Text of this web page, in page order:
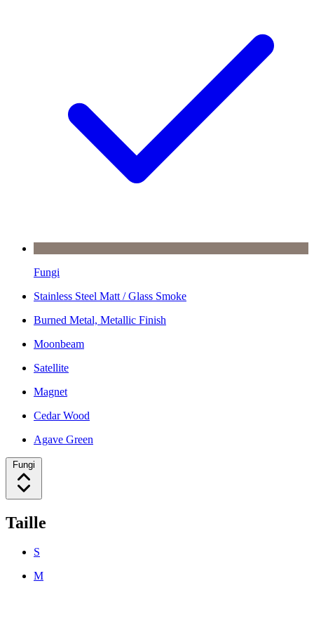
Fungi
Stainless Steel Matt / Glass Smoke
Burned Metal, Metallic Finish
Moonbeam
Satellite
Magnet
Cedar Wood
Agave Green
Fungi
Taille
S
M